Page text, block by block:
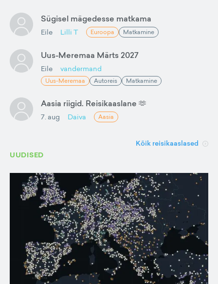
Sügisel mägedesse matkama
Eile Lilli T Euroopa Matkamine
Uus-Meremaa Märts 2027
Eile vandermand
Uus-Meremaa Autoreis Matkamine
Aasia riigid. Reisikaaslane 🫶
7. aug Daiva Aasia
Kõik reisikaaslased
UUDISED